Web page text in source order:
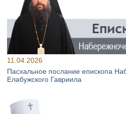
11.04.2026
Пасхальное послание епископа
Елабужского Гавриила